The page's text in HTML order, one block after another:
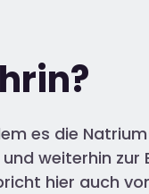
es die
weiterhin
hier auch